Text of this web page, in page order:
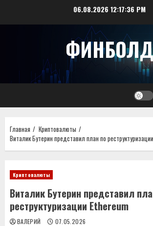
06.08.202612:17:37 PM
ФИНБОЛД
Главная
Криптовалюты
Виталик Бутерин представил план по
Криптовалюты
Виталик Бутерин представил
реструктуризации Ethereum
ВАЛЕРИЙ 07.05.2026